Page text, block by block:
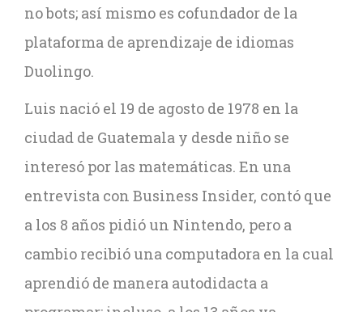
no bots; así mismo es cofundador de la
plataforma de aprendizaje de idiomas
Duolingo.
Luis nació el 19 de agosto de 1978 en la
ciudad de Guatemala y desde niño se
interesó por las matemáticas. En una
entrevista con Business Insider, contó que
a los 8 años pidió un Nintendo, pero a
cambio recibió una computadora en la cual
aprendió de manera autodidacta a